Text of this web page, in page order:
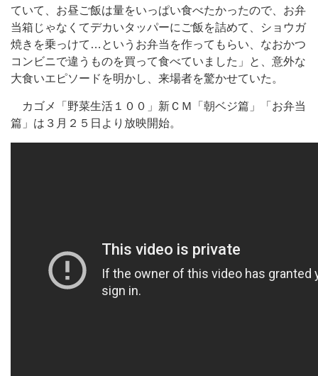
ていて、お昼ご飯は量をいっぱい食べたかったので、お弁
当箱じゃなくてデカいタッパーにご飯を詰めて、ショウガ
焼きを乗っけて…というお弁当を作ってもらい、なおかつ
コンビニで違うものを買って食べていました」と、意外な
大食いエピソードを明かし、来場者を驚かせていた。
カゴメ「野菜生活１００」新ＣＭ「朝ベジ篇」「お弁当
篇」は３月２５日より放映開始。